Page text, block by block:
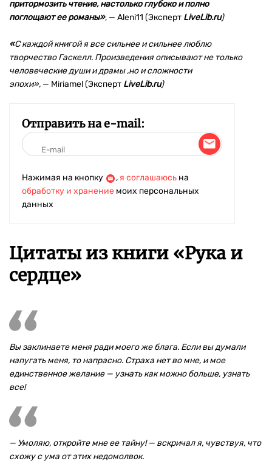
притормозить чтение, настолько глубоко и полно
поглощают ее романы», — Aleni11 (Эксперт LiveLib.ru)
«С каждой книгой я все сильнее и сильнее люблю
творчество Гаскелл. Произведения описывают не только
человеческие души и драмы ,но и сложности
эпохи», — Miriamel (Эксперт LiveLib.ru)
Отправить на e-mail:
Нажимая на кнопку , я соглашаюсь на
обработку и хранение моих персональных
данных
Цитаты из книги «Рука и
сердце»
Вы заклинаете меня ради моего же блага. Если вы думали
напугать меня, то напрасно. Страха нет во мне, и мое
единственное желание — узнать как можно больше, узнать
все!
— Умоляю, откройте мне ее тайну! — вскричал я, чувствуя, что
схожу с ума от этих недомолвок.